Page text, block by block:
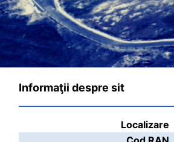
Informaţii despre sit
Localizare